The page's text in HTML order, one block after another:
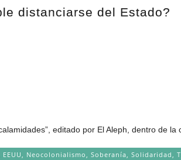
distanciarse del Estado?
editado por El Aleph, dentro de la
EEUU, Neocolonialismo,Soberanía,Solidaridad,